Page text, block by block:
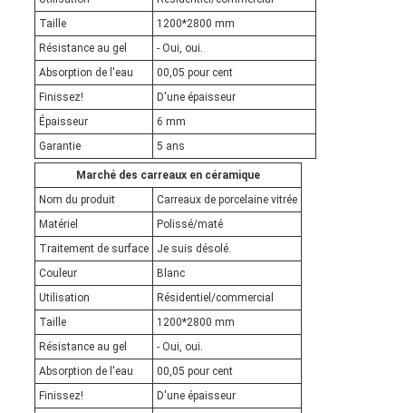
Taille
1200*2800 mm
Résistance au gel
- Oui, oui.
Absorption de l'eau
00,05 pour cent
Finissez!
D'une épaisseur
Épaisseur
6 mm
Garantie
5 ans
Marché des carreaux en céramique
Nom du produit
Carreaux de porcelaine vitrée
Matériel
Polissé/maté
Traitement de surface
Je suis désolé.
Couleur
Blanc
Utilisation
Résidentiel/commercial
Taille
1200*2800 mm
Résistance au gel
- Oui, oui.
Absorption de l'eau
00,05 pour cent
Finissez!
D'une épaisseur